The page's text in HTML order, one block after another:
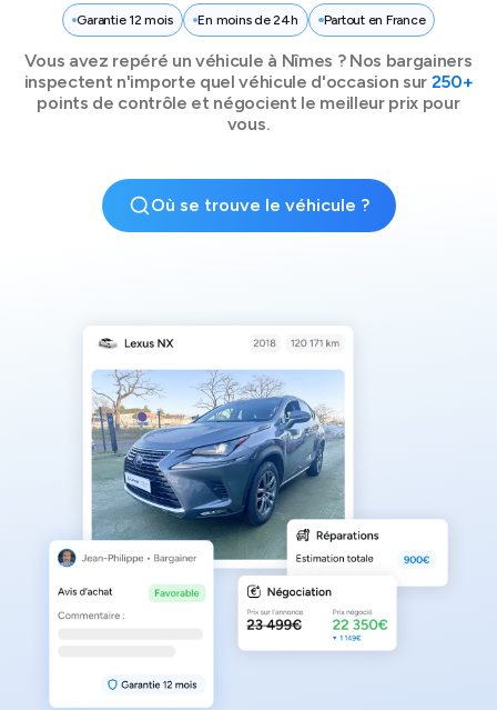
Garantie 12 mois En moins de 24h Partout en France
Vous avez repéré un véhicule à Nîmes ? Nos bargainers
inspectent n'importe quel véhicule d'occasion sur 250+
points de contrôle et négocient le meilleur prix pour
vous.
Où se trouve le véhicule ?